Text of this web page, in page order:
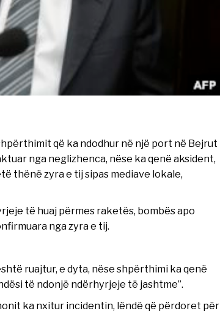
që ka ndodhur në një port në Bejrut
nga neglizhenca, nëse ka qenë aksident,
thënë zyra e tij sipas mediave lokale,
të huaj përmes raketës, bombës apo
nga zyra e tij.
ruajtur, e dyta, nëse shpërthimi ka qenë
të ndonjë ndërhyrjeje të jashtme”.
ka nxitur incidentin, lëndë që përdoret për